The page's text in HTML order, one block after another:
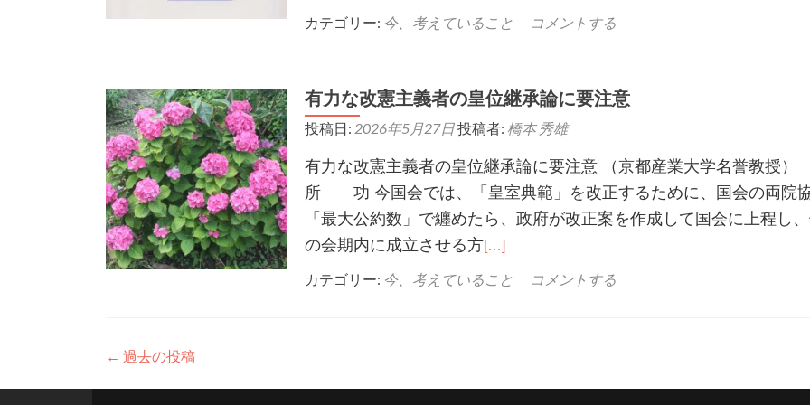
カテゴリー: 今、考えていること コメントする
有力な改憲主義者の皇位継承論に要注意
投稿日: 2026年5月27日投稿者: 橋本 秀雄
有力な改憲主義者の皇位継承論に要注意 （京都産業大学名誉教授）
所 功 今国会では、「皇室典範」を改正するために、国会の両院
「最大公約数」で纏めたら、政府が改正案を作成して国会に上程し、
の会期内に成立させる方[…]
カテゴリー: 今、考えていること コメントする
投
稿
← 過去の投稿